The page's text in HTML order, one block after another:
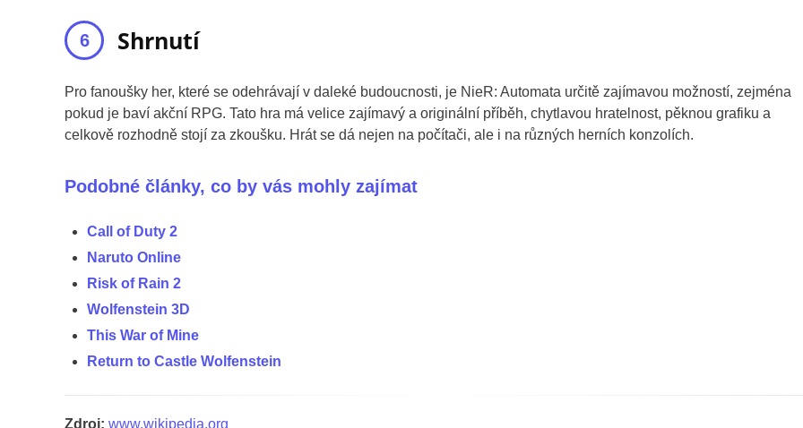
Shrnutí
Pro fanoušky her, které se odehrávají v daleké budoucnosti, je NieR: Automata určitě zajímavou možností, zejména
pokud je baví akční RPG. Tato hra má velice zajímavý a originální příběh, chytlavou hratelnost, pěknou grafiku a
celkově rozhodně stojí za zkoušku. Hrát se dá nejen na počítači, ale i na různých herních konzolích.
Podobné články, co by vás mohly zajímat
Call of Duty 2
Naruto Online
Risk of Rain 2
Wolfenstein 3D
This War of Mine
Return to Castle Wolfenstein
Zdroj: www.wikipedia.org